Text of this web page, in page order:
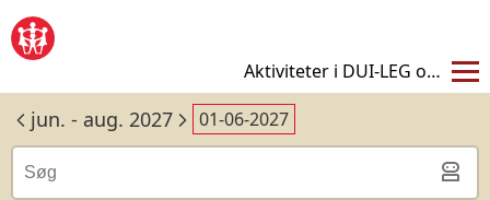
Aktiviteter i DUI-LEG og VIRKE
Kalender - Juni 2027 | DUI Kalender
jun. - aug. 2027 01-06-2027